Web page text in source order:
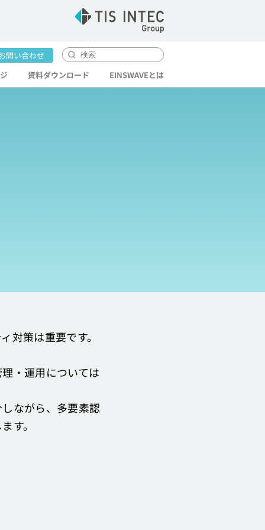
問い合わせ
資料ダウンロード EINSWAVEとは
対策は重要です。
・運用については
ながら、多要素認
す。